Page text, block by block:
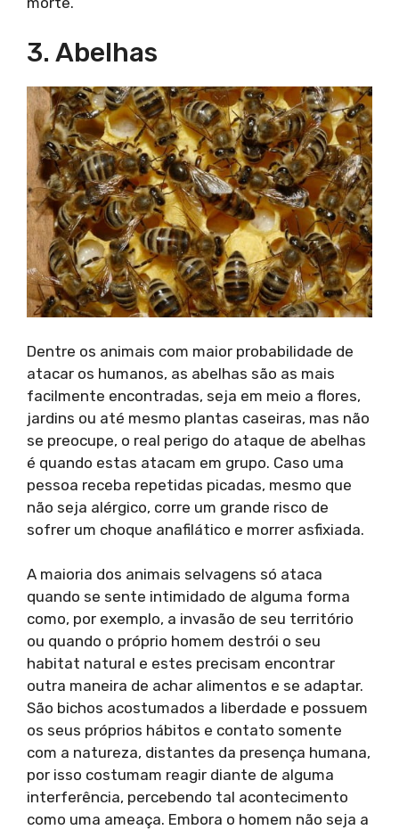
3. Abelhas
Dentre os animais com maior probabilidade de
atacar os humanos, as abelhas são as mais
facilmente encontradas, seja em meio a flores,
jardins ou até mesmo plantas caseiras, mas não
se preocupe, o real perigo do ataque de abelhas
é quando estas atacam em grupo. Caso uma
pessoa receba repetidas picadas, mesmo que
não seja alérgico, corre um grande risco de
sofrer um choque anafilático e morrer asfixiada.
A maioria dos animais selvagens só ataca
quando se sente intimidado de alguma forma
como, por exemplo, a invasão de seu território
ou quando o próprio homem destrói o seu
habitat natural e estes precisam encontrar
outra maneira de achar alimentos e se adaptar.
São bichos acostumados a liberdade e possuem
os seus próprios hábitos e contato somente
com a natureza, distantes da presença humana,
por isso costumam reagir diante de alguma
interferência, percebendo tal acontecimento
como uma ameaça. Embora o homem não seja a